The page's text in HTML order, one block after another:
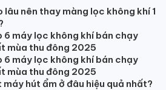
nhiệt và tổn thất năng lượng
NHIỆT ĐỘ
xác nhiệt độ giúp người sử
dõi được nhiệt độ trong quá
lâu nên thay màng lọc không khí 1
6 máy lọc không khí bán chạy
mùa thu đông 2025
6 máy lọc không khí bán chạy
mùa thu đông 2025
hút ẩm ở đâu hiệu quả nhất?